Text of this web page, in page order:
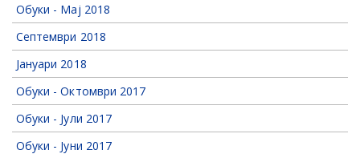
Обуки - Мај 2018
Септември 2018
Јануари 2018
Обуки - Октомври 2017
Обуки - Јули 2017
Обуки - Јуни 2017